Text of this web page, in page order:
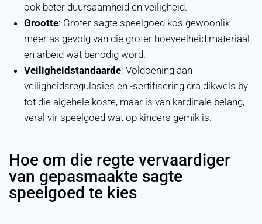
ook beter duursaamheid en veiligheid.
Grootte: Groter sagte speelgoed kos gewoonlik
meer as gevolg van die groter hoeveelheid materiaal
en arbeid wat benodig word.
Veiligheidstandaarde: Voldoening aan
veiligheidsregulasies en -sertifisering dra dikwels by
tot die algehele koste, maar is van kardinale belang,
veral vir speelgoed wat op kinders gemik is.
Hoe om die regte vervaardiger
van gepasmaakte sagte
speelgoed te kies